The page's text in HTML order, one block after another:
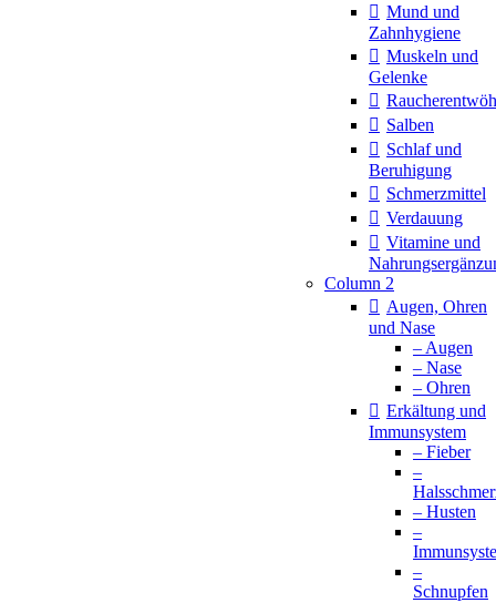
Mund und
Zahnhygiene
Muskeln und
Gelenke
Salben
Schlaf und
Beruhigung
Schmerzmittel
Verdauung
Vitamine und
Column 2
Augen, Ohren
und Nase
– Augen
– Nase
– Ohren
Erkältung und
Immunsystem
– Fieber
–
– Husten
–
–
Schnupfen